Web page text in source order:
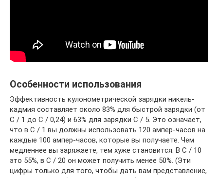
Особенности использования
Эффективность кулонометрической зарядки никель-
кадмия составляет около 83% для быстрой зарядки (от
C / 1 до C / 0,24) и 63% для зарядки C / 5. Это означает,
что в C / 1 вы должны использовать 120 ампер-часов на
каждые 100 ампер-часов, которые вы получаете. Чем
медленнее вы заряжаете, тем хуже становится. В С / 10
это 55%, в С / 20 он может получить менее 50%. (Эти
цифры только для того, чтобы дать вам представление,